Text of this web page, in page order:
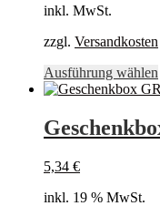
inkl. MwSt.
zzgl. Versandkosten
Ausführung wählen
5,34 €
inkl. 19 % MwSt.